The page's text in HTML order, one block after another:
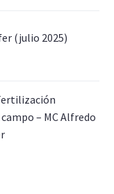
(julio 2025)
– MC Alfredo